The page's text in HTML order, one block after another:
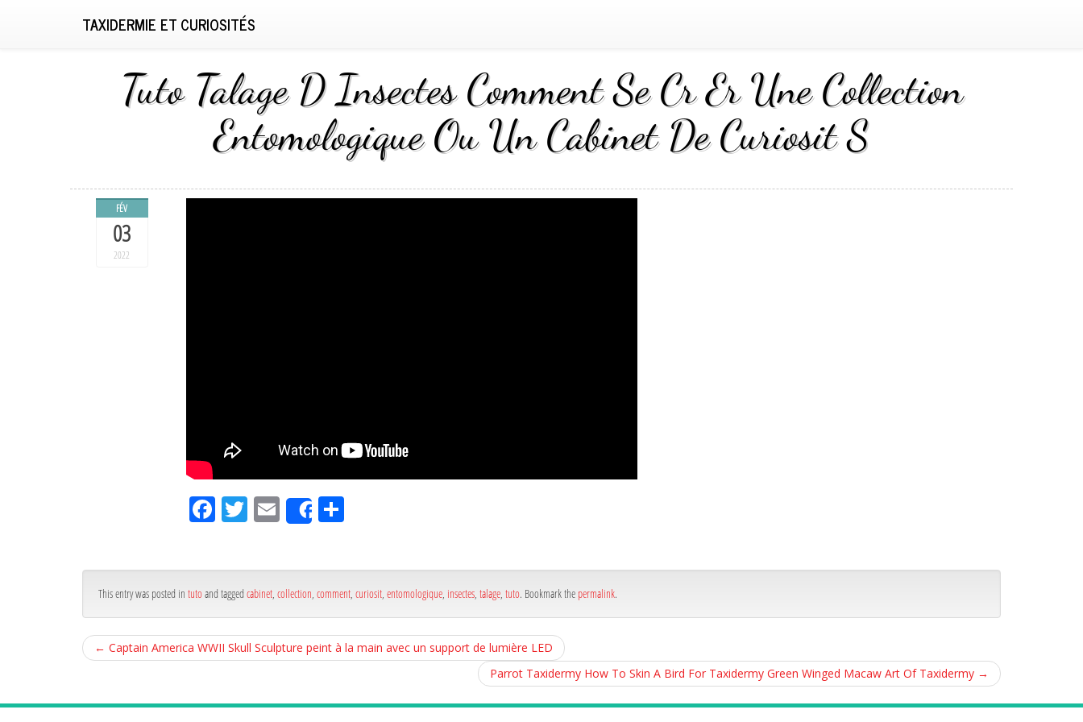
TAXIDERMIE ET CURIOSITÉS
Tuto Talage D Insectes Comment Se Cr Er Une Collection
Entomologique Ou Un Cabinet De Curiosit S
FÉV
03
2022
Fa
ce
ok
Tw
itt
Em
ail
Share
Pa
r
This entry was posted in tutoand tagged cabinet collection comment curiosit entomologique insectes talage tuto. Bookmark the permalink.
← Captain America WWII Skull Sculpture peint à la main avec un support de lumière LED
Parrot Taxidermy How To Skin A Bird For Taxidermy Green Winged Macaw Art Of Taxidermy →